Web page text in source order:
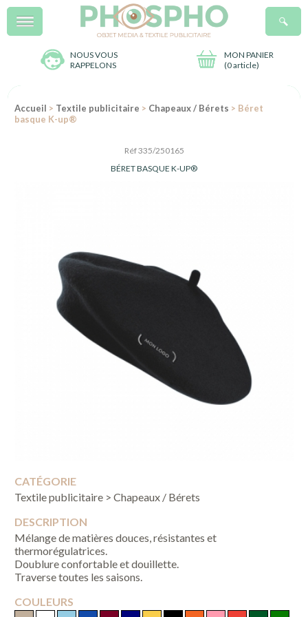
NOUS VOUS
RAPPELONS
MON PANIER
(0 article)
Menu
Accueil > Textile publicitaire > Chapeaux / Bérets > Béret
basque K-up®
Réf 335/250165
BÉRET BASQUE K-UP®
CATÉGORIE
Textile publicitaire > Chapeaux / Bérets
DESCRIPTION
Mélange de matières douces, résistantes et
thermorégulatrices.
Doublure confortable et douillette.
Traverse toutes les saisons.
COULEURS